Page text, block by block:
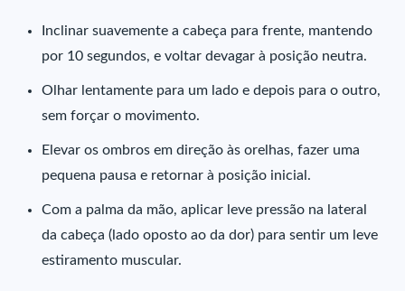
Inclinar suavemente a cabeça para frente, mantendo
por 10 segundos, e voltar devagar à posição neutra.
Olhar lentamente para um lado e depois para o outro,
sem forçar o movimento.
Elevar os ombros em direção às orelhas, fazer uma
pequena pausa e retornar à posição inicial.
Com a palma da mão, aplicar leve pressão na lateral
da cabeça (lado oposto ao da dor) para sentir um leve
estiramento muscular.